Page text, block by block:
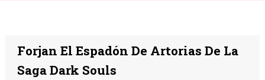
Forjan El Espadón De Artorias De La
Saga Dark Souls